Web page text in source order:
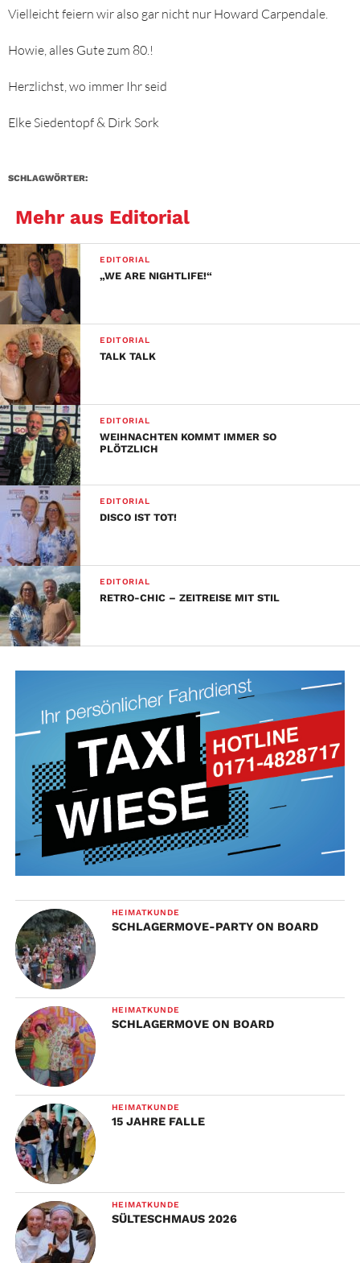
Vielleicht feiern wir also gar nicht nur Howard Carpendale.
Howie, alles Gute zum 80.!
Herzlichst, wo immer Ihr seid
Elke Siedentopf & Dirk Sork
SCHLAGWÖRTER:
Mehr aus Editorial
EDITORIAL
„WE ARE NIGHTLIFE!“
EDITORIAL
TALK TALK
EDITORIAL
WEIHNACHTEN KOMMT IMMER SO
PLÖTZLICH
EDITORIAL
DISCO IST TOT!
EDITORIAL
RETRO-CHIC – ZEITREISE MIT STIL
HEIMATKUNDE
SCHLAGERMOVE-PARTY ON BOARD
HEIMATKUNDE
SCHLAGERMOVE ON BOARD
HEIMATKUNDE
15 JAHRE FALLE
HEIMATKUNDE
SÜLTESCHMAUS 2026